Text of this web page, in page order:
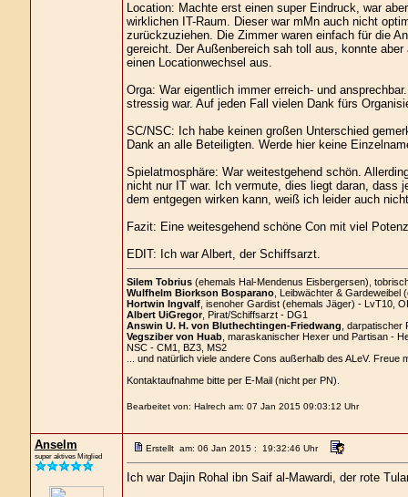
Location: Machte erst einen super Eindruck, war
wirklichen IT-Raum. Dieser war mMn auch nicht
zurückzuziehen. Die Zimmer waren einfach für die
gereicht. Der Außenbereich sah toll aus, konnte
einen Locationwechsel aus.
Orga: War eigentlich immer erreich- und
stressig war. Auf jeden Fall vielen Dank fürs
SC/NSC: Ich habe keinen großen Unterschied
Dank an alle Beteiligten. Werde hier keine
Spielatmosphäre: War weitestgehend schön.
nicht nur IT war. Ich vermute, dies liegt daran, dass
dem entgegen wirken kann, weiß ich leider auch
Fazit: Eine weitesgehend schöne Con mit viel
EDIT: Ich war Albert, der Schiffsarzt.
Silem Tobrius(ehemals Hal-Mendenus Eisbergersen),
Wulfhelm Biorkson Bosparano, Leibwächter & Gardeweibel
Hortwin Ingvalf, isenoher Gardist (ehemals Jäger) - LvT10,
Albert UiGregor, Pirat/Schiffsarzt - DG1
Answin U. H. von Bluthechtingen-Friedwang , darpatischer
Vegsziber von Huab, maraskanischer Hexer und Partisan -
NSC - CM1, BZ3, MS2
... und natürlich viele andere Cons außerhalb des ALeV.
Kontaktaufnahme bitte per E-Mail (nicht per PN).
Bearbeitet von: Halrech am: 07 Jan 2015 09:03:12 Uhr
Anselm
super aktives Mitglied
Erstellt am: 06 Jan 2015 : 19:32:46 Uhr
Ich war Dajin Rohal ibn Saif al-Mawardi, der rote